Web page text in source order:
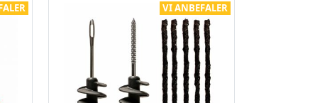
VI ANBEFALER